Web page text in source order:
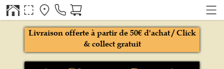
Livraison offerte à partir de 50€ d'achat / Click
& collect gratuit